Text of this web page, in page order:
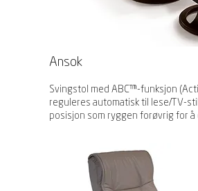
Ansok
Svingstol med ABC™-funksjon
reguleres automatisk til lese/TV-
posisjon som ryggen forøvrig for